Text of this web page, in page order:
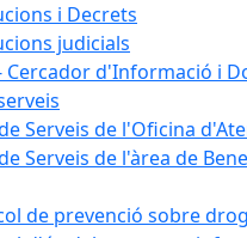
i Decrets
judicials
Cercador d'Informació i
Serveis de l'Oficina
Serveis de l'àrea de
de prevenció sobre